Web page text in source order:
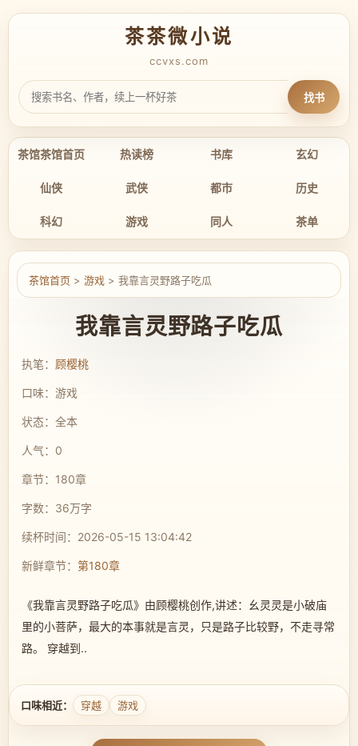
茶茶微小说
ccvxs.com
找书
茶馆茶馆首页 热读榜 书库 玄幻
仙侠 武侠 都市 历史
科幻 游戏 同人 茶单
茶馆首页 > 游戏 > 我靠言灵野路子吃瓜
我靠言灵野路子吃瓜
执笔： 顾樱桃
口味：游戏
状态：全本
人气：0
章节：180章
字数：36万字
续杯时间：2026-05-15 13:04:42
新鲜章节： 第180章
《我靠言灵野路子吃瓜》由顾樱桃创作,讲述：幺灵灵是小破庙
里的小菩萨，最大的本事就是言灵，只是路子比较野，不走寻常
路。 穿越到..
口味相近： 穿越 游戏